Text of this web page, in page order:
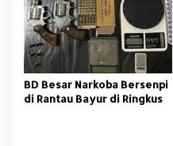
BD Besar Narkoba Bersenpi
di Rantau Bayur di Ringkus